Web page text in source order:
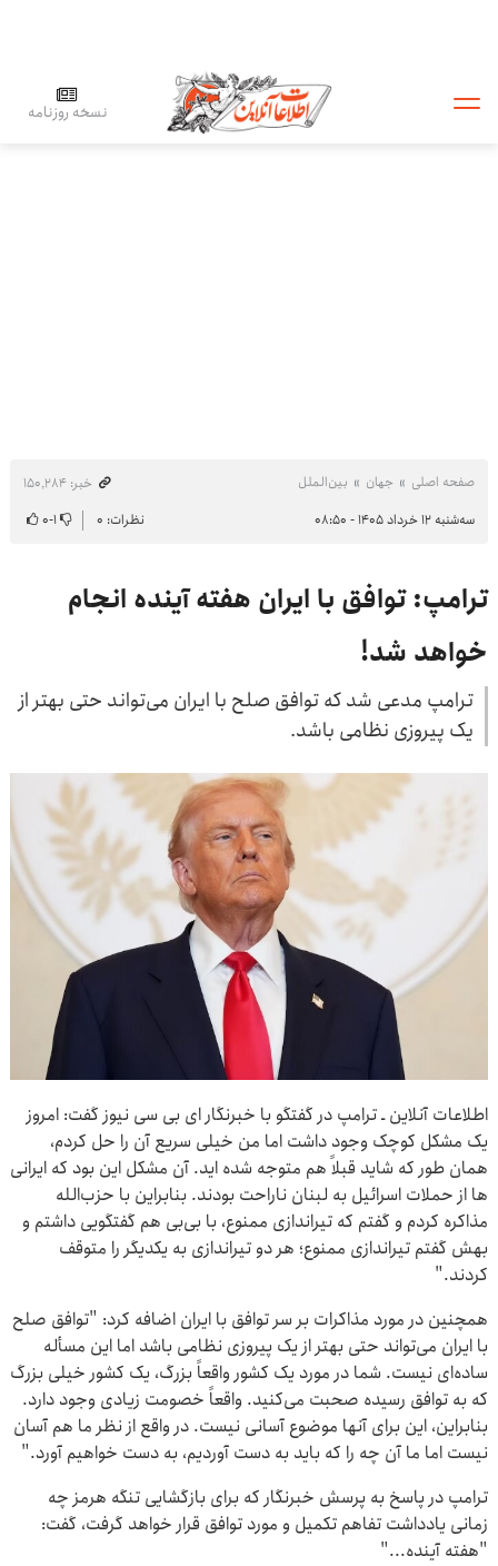
نسخه روزنامه
صفحه اصلی جهان بین‌الملل
خبر: ۱۵۰٬۲۸۴
سه‌شنبه ۱۲ خرداد ۱۴۰۵ - ۰۸:۵۰
نظرات: ۰ ۱-۰
ترامپ: توافق با ایران هفته آینده انجام
خواهد شد!
ترامپ مدعی شد که توافق صلح با ایران می‌تواند حتی بهتر از
یک پیروزی نظامی باشد.
اطلاعات آنلاین ـ ترامپ در گفتگو با خبرنگار ای بی سی نیوز گفت: امروز
یک مشکل کوچک وجود داشت اما من خیلی سریع آن را حل کردم،
همان طور که شاید قبلاً هم متوجه شده اید. آن مشکل این بود که ایرانی
‌ها از حملات اسرائیل به لبنان ناراحت بودند. بنابراین با حزب‌الله
مذاکره کردم و گفتم که تیراندازی ممنوع، با بی‌بی هم گفتگویی داشتم و
بهش گفتم تیراندازی ممنوع؛ هر دو تیراندازی به یکدیگر را متوقف
کردند."
همچنین در مورد مذاکرات بر سر توافق با ایران اضافه کرد: "توافق صلح
با ایران می‌تواند حتی بهتر از یک پیروزی نظامی باشد اما این مسأله
ساده‌ای نیست. شما در مورد یک کشور واقعاً بزرگ، یک کشور خیلی بزرگ
که به توافق رسیده صحبت می‌کنید. واقعاً خصومت زیادی وجود دارد.
بنابراین، این برای آنها موضوع آسانی نیست. در واقع از نظر ما هم آسان
نیست اما ما آن چه را که باید به دست آوردیم، به دست خواهیم آورد."
ترامپ در پاسخ به پرسش خبرنگار که برای بازگشایی تنگه هرمز چه
زمانی یادداشت تفاهم تکمیل و مورد توافق قرار خواهد گرفت، گفت:
"هفته آینده..."